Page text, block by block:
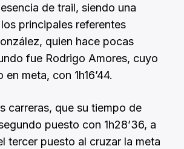
de trail, siendo una
principales referentes
quien hace pocas
fue Rodrigo Amores, cuyo
meta, con 1h16’44.
carreras, que su tiempo de
puesto con 1h28’36, a
tercer puesto al cruzar la meta